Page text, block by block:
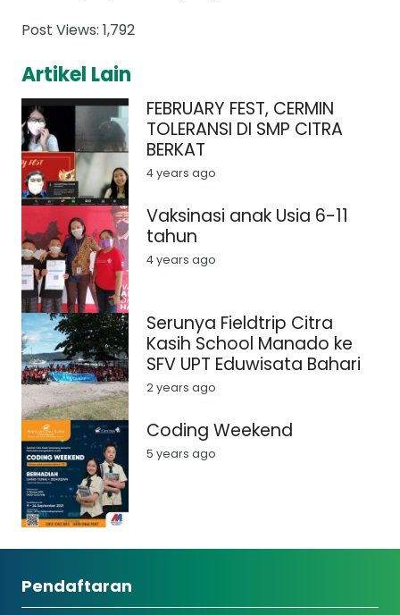
Post Views: 1,792
Artikel Lain
FEBRUARY FEST, CERMIN
TOLERANSI DI SMP CITRA
BERKAT
4 years ago
Vaksinasi anak Usia 6-11
tahun
4 years ago
Serunya Fieldtrip Citra
Kasih School Manado ke
SFV UPT Eduwisata Bahari
2 years ago
Coding Weekend
5 years ago
Pendaftaran